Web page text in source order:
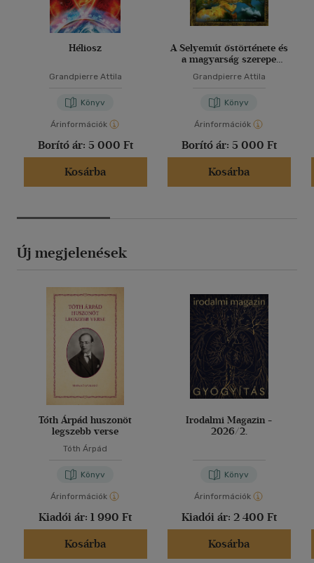
Héliosz
Grandpierre Attila
Könyv
Árinformációk
Borító ár: 5 000 Ft
Kosárba
A Selyemút őstörténete és
a magyarság szerepe
Grandpierre Attila
Könyv
Árinformációk
Borító ár: 5 000 Ft
Kosárba
Új megjelenések
Tóth Árpád huszonöt
legszebb verse
Tóth Árpád
Könyv
Árinformációk
Kiadói ár: 1 990 Ft
Kosárba
Irodalmi Magazin -
2026/2.
Könyv
Árinformációk
Kiadói ár: 2 400 Ft
Kosárba